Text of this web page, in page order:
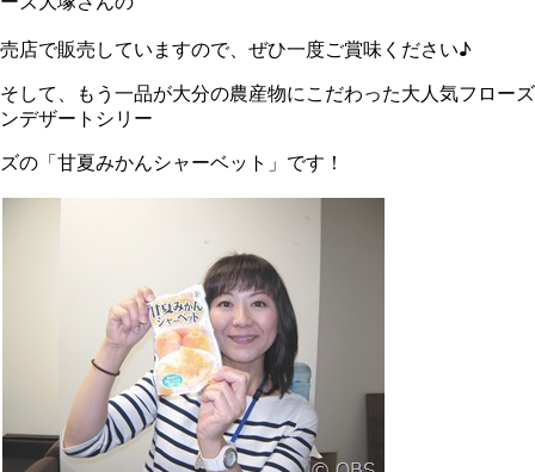
売店で販売していますので、ぜひ一度ご賞味ください♪
そして、もう一品が大分の農産物にこだわった大人気フローズ
ンデザートシリー
ズの「甘夏みかんシャーベット」です！